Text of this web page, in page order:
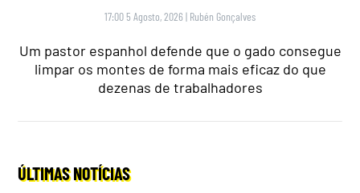
17:00 5 Agosto, 2026 | Rubén Gonçalves
Um pastor espanhol defende que o gado consegue
limpar os montes de forma mais eficaz do que
dezenas de trabalhadores
ÚLTIMAS NOTÍCIAS